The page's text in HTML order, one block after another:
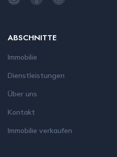
ABSCHNITTE
Immobilie
Dienstleistungen
Über uns
Kontakt
Immobilie verkaufen